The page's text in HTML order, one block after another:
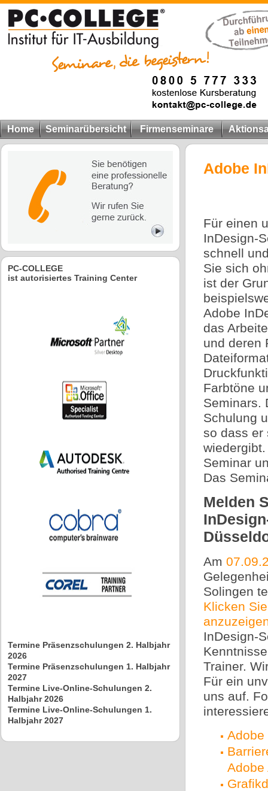
Home Seminarübersicht Firmenseminare
PC-COLLEGE
ist autorisiertes Training Center
Termine Präsenzschulungen 2. Halbjahr
2026
Termine Präsenzschulungen 1. Halbjahr
2027
Termine Live-Online-Schulungen 2.
Halbjahr 2026
Termine Live-Online-Schulungen 1.
Halbjahr 2027
Adobe
Für einen
InDesign-
schnell
Sie sich
ist der
Adobe
das
und deren
Farbtöne
Seminars.
Schulung
so dass er
Seminar
Das
Melden
Am
Solingen
Klicken
InDesign-
Trainer.
Für ein
uns auf.
Adobe
Adobe